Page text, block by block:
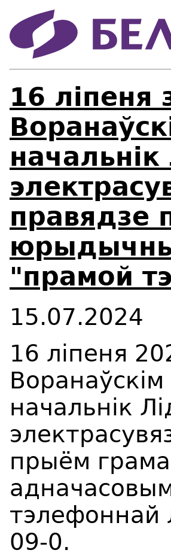
16 ліпеня
начальнік
правядзе
"прамой
15.07.2024
16 ліпеня
Воранаўскім
начальнік
прыём
тэлефоннай
09-0.